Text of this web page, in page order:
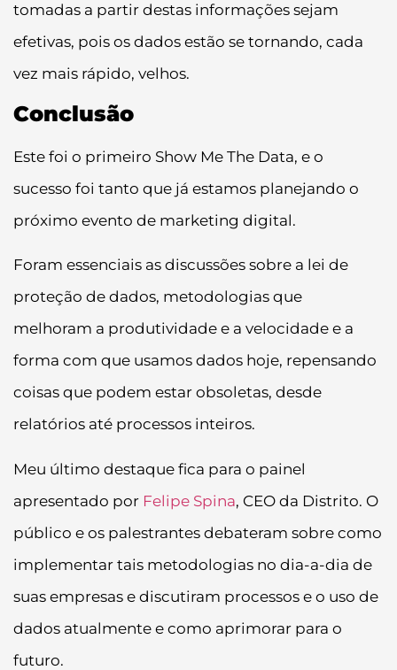
tomadas a partir destas informações sejam
efetivas, pois os dados estão se tornando, cada
vez mais rápido, velhos.
Conclusão
Este foi o primeiro Show Me The Data, e o
sucesso foi tanto que já estamos planejando o
próximo evento de marketing digital.
Foram essenciais as discussões sobre a lei de
proteção de dados, metodologias que
melhoram a produtividade e a velocidade e a
forma com que usamos dados hoje, repensando
coisas que podem estar obsoletas, desde
relatórios até processos inteiros.
Meu último destaque fica para o painel
apresentado por Felipe Spina, CEO da Distrito. O
público e os palestrantes debateram sobre como
implementar tais metodologias no dia-a-dia de
suas empresas e discutiram processos e o uso de
dados atualmente e como aprimorar para o
futuro.